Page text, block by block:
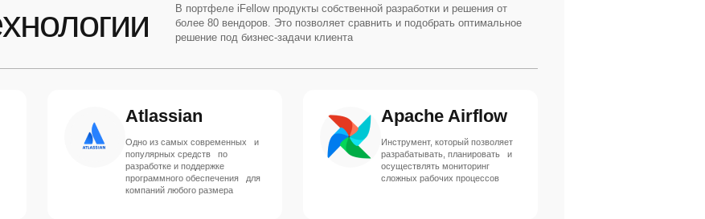
В портфеле iFellow продукты собственной разработки и решения от
более 80 вендоров. Это позволяет сравнить и подобрать оптимальное
решение под бизнес-задачи клиента
Atlassian
Одно из самых современных и
популярных средств по
разработке и поддержке
программного обеспечения для
компаний любого размера
Apache Airflow
Инструмент, который позволяет
разрабатывать, планировать и
осуществлять мониторинг
сложных рабочих процессов